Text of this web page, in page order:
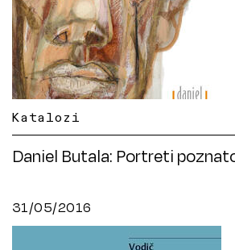
Katalozi
Daniel Butala: Portreti
31/05/2016